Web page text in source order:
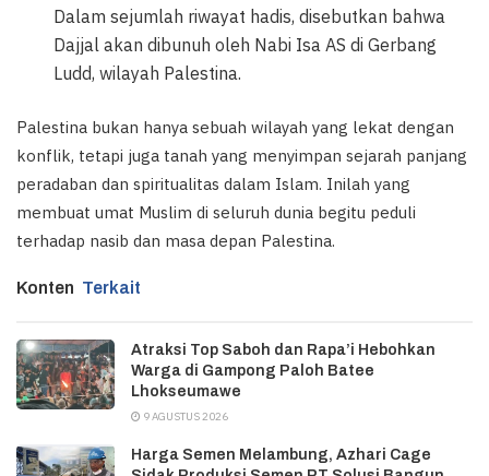
Dalam sejumlah riwayat hadis, disebutkan bahwa
Dajjal akan dibunuh oleh Nabi Isa AS di Gerbang
Ludd, wilayah Palestina.
Palestina bukan hanya sebuah wilayah yang lekat dengan
konflik, tetapi juga tanah yang menyimpan sejarah panjang
peradaban dan spiritualitas dalam Islam. Inilah yang
membuat umat Muslim di seluruh dunia begitu peduli
terhadap nasib dan masa depan Palestina.
Konten Terkait
Atraksi Top Saboh dan Rapa’i Hebohkan
Warga di Gampong Paloh Batee
Lhokseumawe
9 AGUSTUS 2026
Harga Semen Melambung, Azhari Cage